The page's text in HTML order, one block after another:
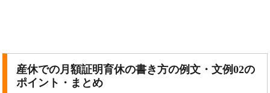
産休での月額証明育休の書き方の例文・文例02の
ポイント・まとめ